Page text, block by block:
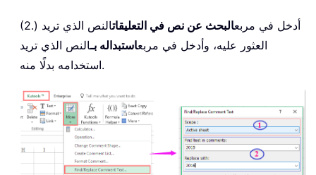
(2.) أدخل في مربعالبحث عن نص في التعليقاتالنص الذي تريد
العثور عليه، وأدخل في مربعاستبداله بـالنص الذي تريد
استخدامه بدلًا منه.